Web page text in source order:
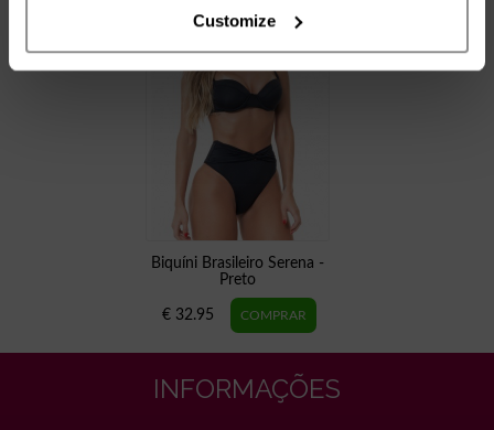
Customize
Biquíni Brasileiro Serena -
Preto
€ 32.95
INFORMAÇÕES